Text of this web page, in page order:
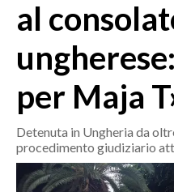
ORISTANO E PROVINCIA
GALLURA
NUORO E PROVINCIA
OGLIASTRA
AGENDA
CRONACA
al
per Maja
Detenuta in Ungheria da
procedimento giudiziario